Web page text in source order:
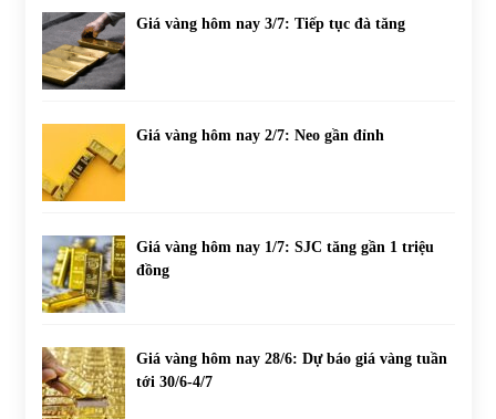
Giá vàng hôm nay 3/7: Tiếp tục đà tăng
Giá vàng hôm nay 2/7: Neo gần đỉnh
Giá vàng hôm nay 1/7: SJC tăng gần 1 triệu
đồng
Giá vàng hôm nay 28/6: Dự báo giá vàng tuần
tới 30/6-4/7